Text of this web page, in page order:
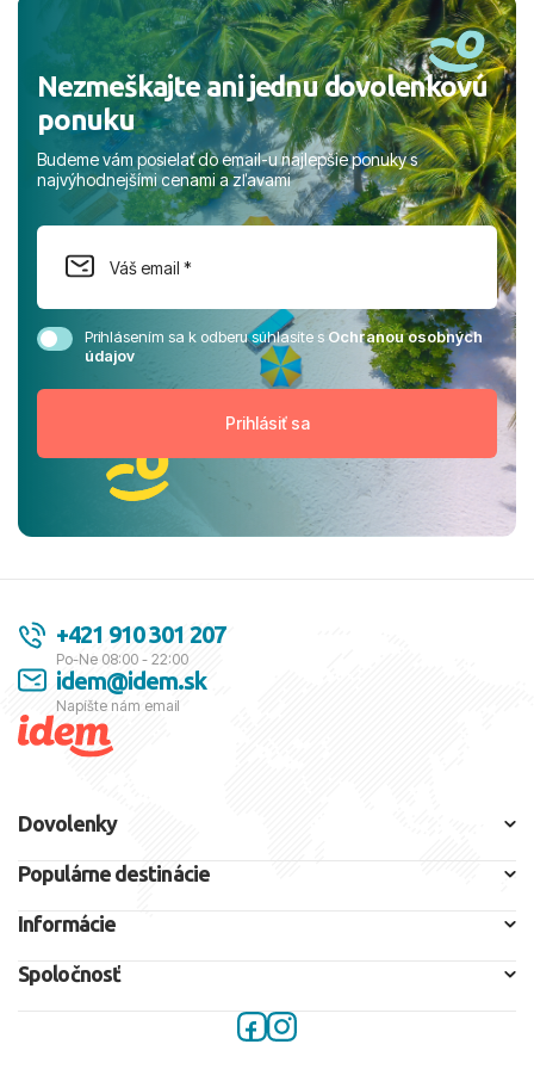
Nezmeškajte ani jednu dovolenkovú
ponuku
Budeme vám posielať do email-u najlepšie ponuky s
najvýhodnejšími cenami a zľavami
Prihlásením sa k odberu súhlasíte sOchranou osobných
údajov
+421 910 301 207
Po-Ne 08:00 - 22:00
idem@idem.sk
Napíšte nám email
Dovolenky
Populárne destinácie
Informácie
Spoločnosť